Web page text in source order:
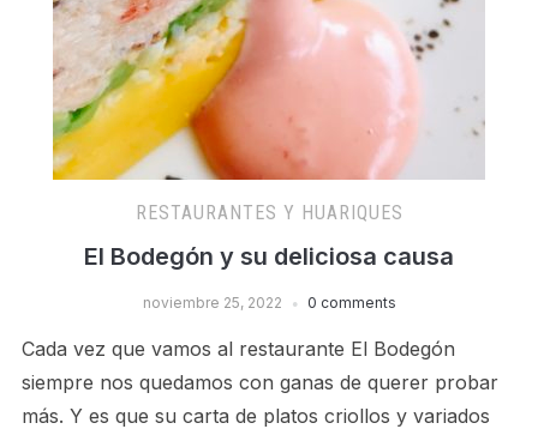
RESTAURANTES Y HUARIQUES
El Bodegón y su deliciosa causa
noviembre 25, 2022 0 comments
Cada vez que vamos al restaurante El Bodegón
siempre nos quedamos con ganas de querer probar
más. Y es que su carta de platos criollos y variados